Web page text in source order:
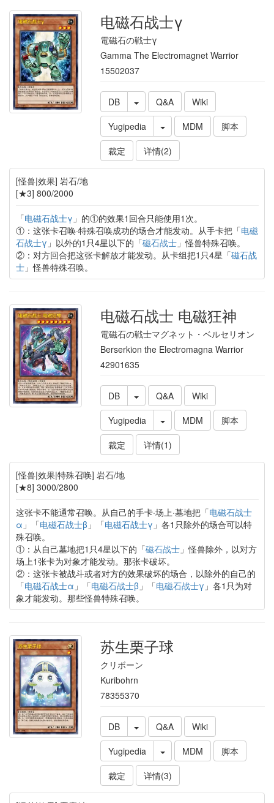
电磁石战士γ
電磁石の戦士γ
Gamma The Electromagnet Warrior
15502037
DB Q&A
Wiki
Yugipedia
MDM
脚本
裁定
详情(2)
[怪兽|效果] 岩石/地
[★3] 800/2000
「电磁石战士γ 」的①的效果1回合只能使用1次。
①：这张卡召唤·特殊召唤成功的场合才能发动。从手卡把「电磁
石战士γ 」以外的1只4星以下的「磁石战士」怪兽特殊召唤。
②：对方回合把这张卡解放才能发动。从卡组把1只4星「磁石战
士」怪兽特殊召唤。
电磁石战士 电磁狂神
電磁石の戦士マグネット・ベルセリオン
Berserkion the Electromagna Warrior
42901635
DB Q&A
Wiki
Yugipedia
MDM
脚本
裁定
详情(1)
[怪兽|效果|特殊召唤] 岩石/地
[★8] 3000/2800
这张卡不能通常召唤。从自己的手卡·场上·墓地把「电磁石战士
α 」「电磁石战士β 」「电磁石战士γ 」各1只除外的场合可以特
殊召唤。
①：从自己墓地把1只4星以下的「磁石战士」怪兽除外，以对方
场上1张卡为对象才能发动。那张卡破坏。
②：这张卡被战斗或者对方的效果破坏的场合，以除外的自己的
「电磁石战士α 」「电磁石战士β 」「电磁石战士γ 」各1只为对
象才能发动。那些怪兽特殊召唤。
苏生栗子球
クリボーン
Kuribohrn
78355370
DB Q&A
Wiki
Yugipedia
MDM
脚本
裁定
详情(3)